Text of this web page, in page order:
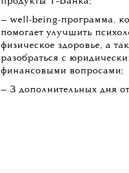
— well-being-программа,
помогает улучшить
физическое здоровье, а
разобраться с
финансовыми вопросами;
— 3 дополнительных дня